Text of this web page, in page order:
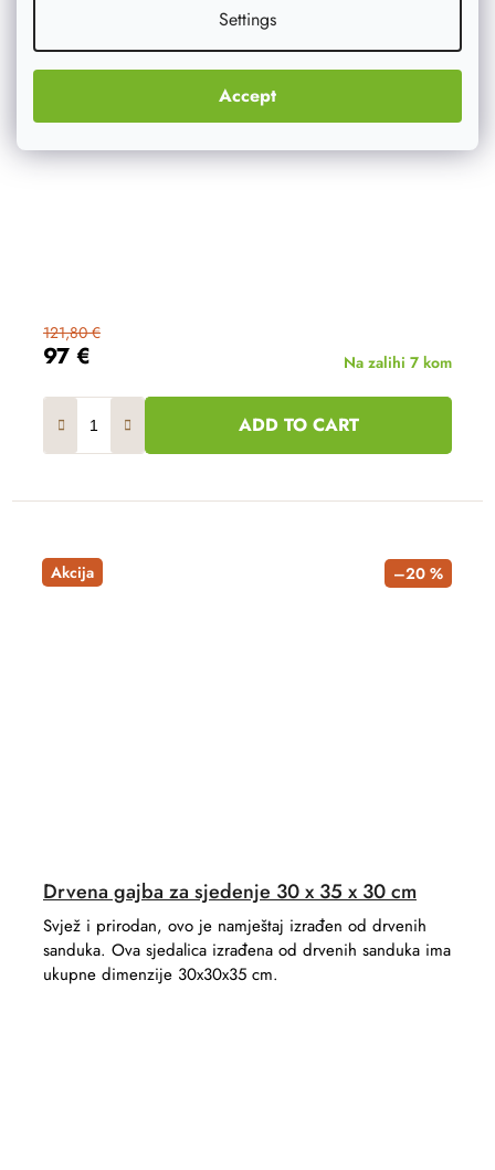
Settings
Accept
97 €
121,80 €
Na zalihi 7 kom
ADD TO CART
Akcija –20 %
Drvena gajba za sjedenje 30 x 35 x 30 cm
Svjež i prirodan, ovo je namještaj izrađen od drvenih
sanduka. Ova sjedalica izrađena od drvenih sanduka ima
ukupne dimenzije 30x30x35 cm.